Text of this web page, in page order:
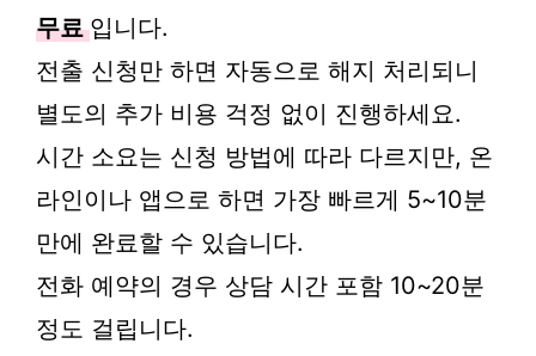
무료 입니다.
전출 신청만 하면 자동으로 해지 처리되니
별도의 추가 비용 걱정 없이 진행하세요.
시간 소요는 신청 방법에 따라 다르지만, 온
라인이나 앱으로 하면 가장 빠르게 5~10분
만에 완료할 수 있습니다.
전화 예약의 경우 상담 시간 포함 10~20분
정도 걸립니다.